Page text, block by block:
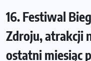
16. Festiwal
Zdroju, atrakcji
ostatni miesiąc